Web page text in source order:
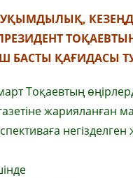
БАСТЫ ҚАҒИДАСЫ
Тоқаевтың
жарияланған